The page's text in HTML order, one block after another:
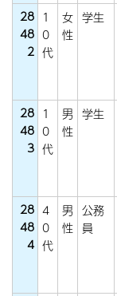
28
48
2
1
0
代
女
性
学生
28
48
3
1
0
代
男
性
学生
28
48
4
4
0
代
男
性
公務
員